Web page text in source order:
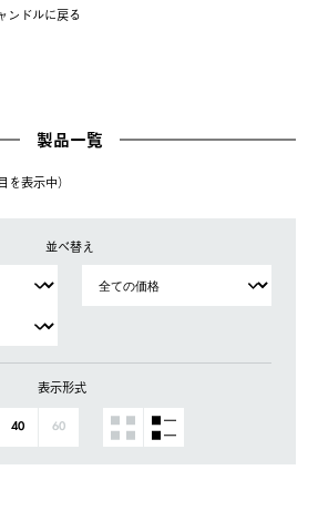
ンドルに戻る
製品一覧
表⽰中）
並べ替え
表示形式
40 60